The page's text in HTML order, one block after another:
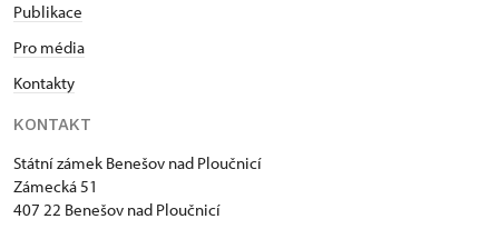
Publikace
Pro média
Kontakty
KONTAKT
Státní zámek Benešov nad Ploučnicí
Zámecká 51
407 22 Benešov nad Ploučnicí